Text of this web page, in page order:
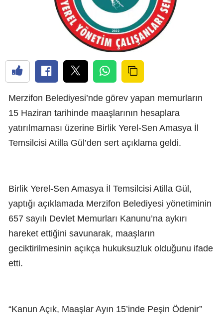
Merzifon Belediyesi’nde görev yapan memurların
15 Haziran tarihinde maaşlarının hesaplara
yatırılmaması üzerine Birlik Yerel-Sen Amasya İl
Temsilcisi Atilla Gül’den sert açıklama geldi.
Birlik Yerel-Sen Amasya İl Temsilcisi Atilla Gül,
yaptığı açıklamada Merzifon Belediyesi yönetiminin
657 sayılı Devlet Memurları Kanunu’na aykırı
hareket ettiğini savunarak, maaşların
geciktirilmesinin açıkça hukuksuzluk olduğunu ifade
etti.
“Kanun Açık, Maaşlar Ayın 15’inde Peşin Ödenir”